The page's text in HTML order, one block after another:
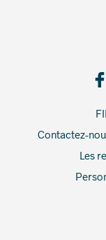
Contactez-
Les